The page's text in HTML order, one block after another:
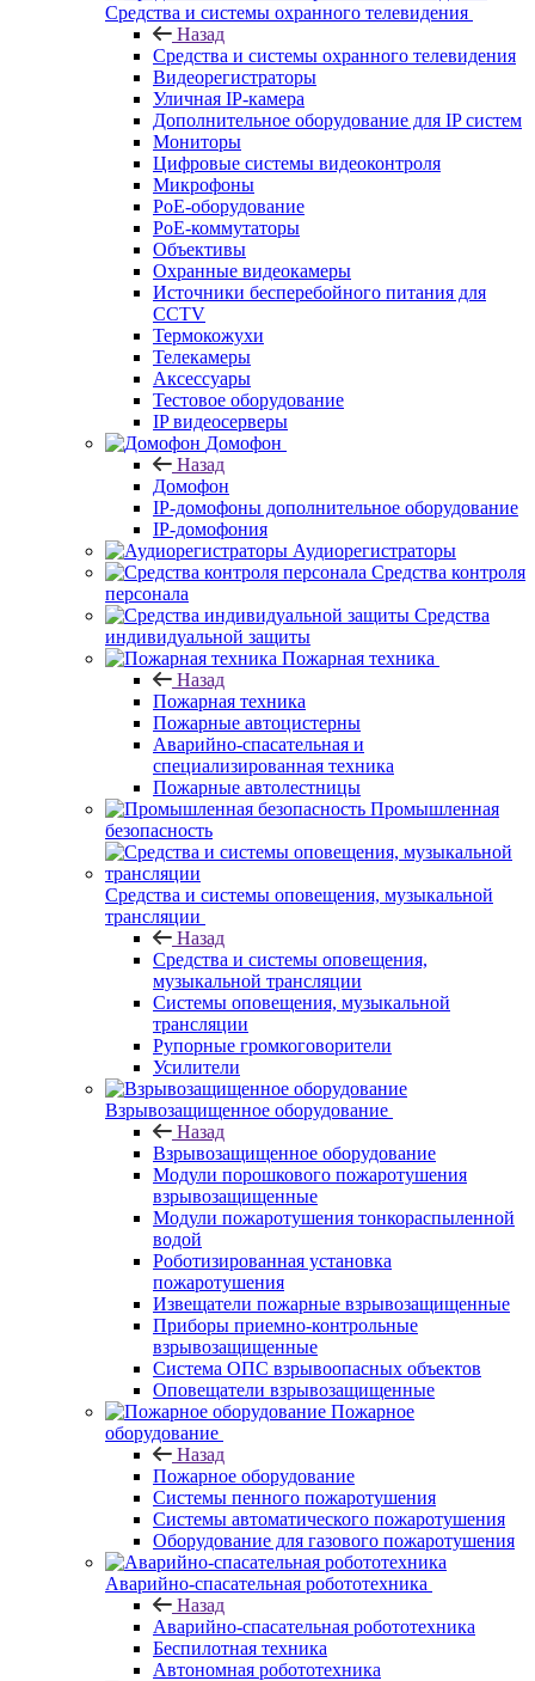
Средства и системы охранного телевидения
Назад
Средства и системы охранного телевидения
Видеорегистраторы
Уличная IP-камера
Дополнительное оборудование для IP систем
Мониторы
Цифровые системы видеоконтроля
Микрофоны
PoE-оборудование
PoE-коммутаторы
Объективы
Охранные видеокамеры
Источники бесперебойного питания для
CCTV
Термокожухи
Телекамеры
Аксессуары
Тестовое оборудование
IP видеосерверы
Домофон
Назад
Домофон
IP-домофоны дополнительное оборудование
IP-домофония
Аудиорегистраторы
Средства контроля
персонала
Средства
индивидуальной защиты
Пожарная техника
Назад
Пожарная техника
Пожарные автоцистерны
Аварийно-спасательная и
специализированная техника
Пожарные автолестницы
Промышленная
безопасность
Средства и системы оповещения, музыкальной
трансляции
Назад
Средства и системы оповещения,
музыкальной трансляции
Системы оповещения, музыкальной
трансляции
Рупорные громкоговорители
Усилители
Взрывозащищенное оборудование
Назад
Взрывозащищенное оборудование
Модули порошкового пожаротушения
взрывозащищенные
Модули пожаротушения тонкораспыленной
водой
Роботизированная установка
пожаротушения
Извещатели пожарные взрывозащищенные
Приборы приемно-контрольные
взрывозащищенные
Система ОПС взрывоопасных объектов
Оповещатели взрывозащищенные
Пожарное
оборудование
Назад
Пожарное оборудование
Системы пенного пожаротушения
Системы автоматического пожаротушения
Оборудование для газового пожаротушения
Аварийно-спасательная робототехника
Назад
Аварийно-спасательная робототехника
Беспилотная техника
Автономная робототехника